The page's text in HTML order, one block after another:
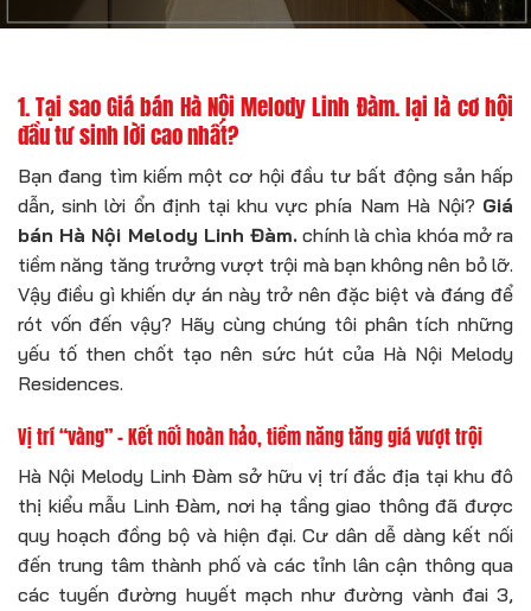
1. Tại sao Giá bán Hà Nội Melody Linh Đàm. lại là cơ hội
đầu tư sinh lời cao nhất?
Bạn đang tìm kiếm một cơ hội đầu tư bất động sản hấp
dẫn, sinh lời ổn định tại khu vực phía Nam Hà Nội? Giá
bán Hà Nội Melody Linh Đàm.chính là chìa khóa mở ra
tiềm năng tăng trưởng vượt trội mà bạn không nên bỏ lỡ.
Vậy điều gì khiến dự án này trở nên đặc biệt và đáng để
rót vốn đến vậy? Hãy cùng chúng tôi phân tích những
yếu tố then chốt tạo nên sức hút của Hà Nội Melody
Residences.
Vị trí “vàng” – Kết nối hoàn hảo, tiềm năng tăng giá vượt trội
Hà Nội Melody Linh Đàm sở hữu vị trí đắc địa tại khu đô
thị kiểu mẫu Linh Đàm, nơi hạ tầng giao thông đã được
quy hoạch đồng bộ và hiện đại. Cư dân dễ dàng kết nối
đến trung tâm thành phố và các tỉnh lân cận thông qua
các tuyến đường huyết mạch như đường vành đai 3,